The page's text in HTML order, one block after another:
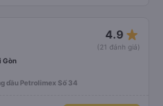
4.9 star_rate
(21 đánh giá)
Gòn
dầu Petrolimex Số 34